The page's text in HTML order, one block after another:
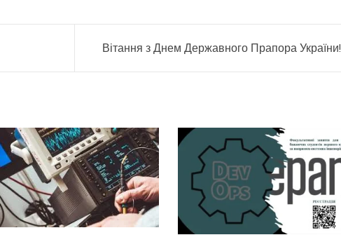
Вітання з Днем Державного Прапора України!